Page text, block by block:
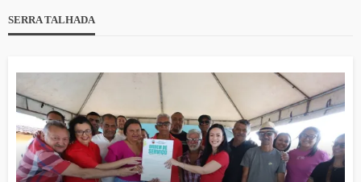
SERRA TALHADA